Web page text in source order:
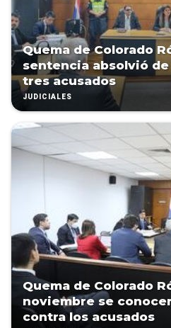
Quema de Colorado
sentencia absolvió
tres acusados
JUDICIALES
Quema de Colorado
noviembre se
contra los acusados